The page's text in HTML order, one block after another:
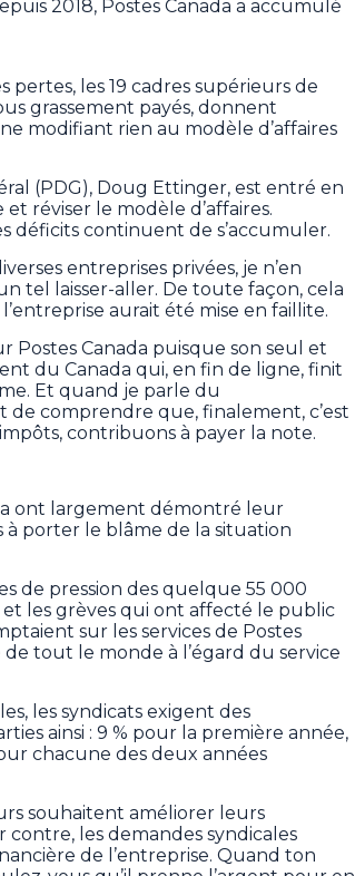
2018, Postes Canada a accumulé
les 19 cadres supérieurs de
grassement payés, donnent
modifiant rien au modèle d’affaires
(PDG), Doug Ettinger, est entré en
réviser le modèle d’affaires.
déficits continuent de s’accumuler.
entreprises privées, je n’en
tel laisser-aller. De toute façon, cela
aurait été mise en faillite.
Postes Canada puisque son seul et
du Canada qui, en fin de ligne, finit
Et quand je parle du
de comprendre que, finalement, c’est
contribuons à payer la note.
ont largement démontré leur
à porter le blâme de la situation
de pression des quelque 55 000
les grèves qui ont affecté le public
sur les services de Postes
tout le monde à l’égard du service
les syndicats exigent des
ainsi : 9 % pour la première année,
chacune des deux années
souhaitent améliorer leurs
contre, les demandes syndicales
de l’entreprise. Quand ton